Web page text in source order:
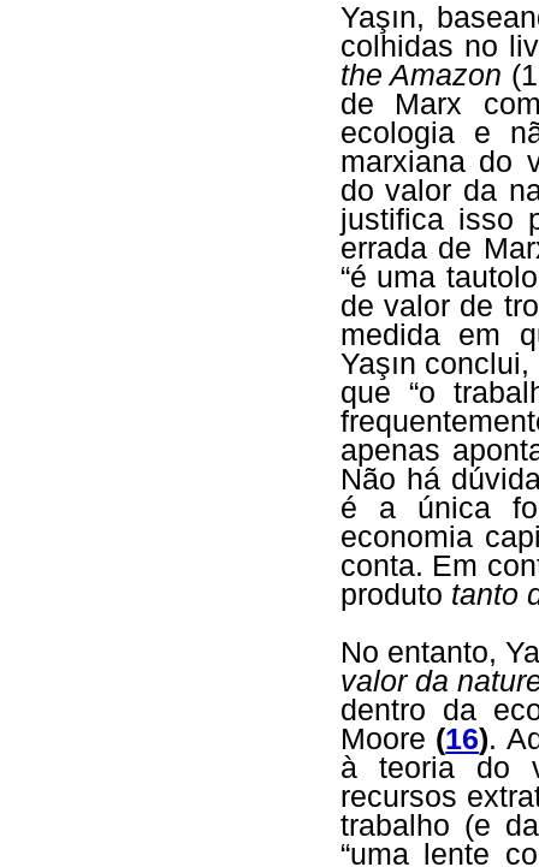
Yaşın,
colhidas no
the Amazon
de Marx
ecologia e
marxiana do
do valor da
justifica isso
errada de
“é uma
de valor de
medida em
Yaşın
que “o
apenas
Não há
é a única
economia
conta. Em
produto tanto
No entanto,
valor da
dentro da
Moore (16).
à teoria do
recursos
trabalho (e
“uma lente